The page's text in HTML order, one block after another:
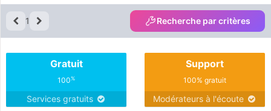
1 Recherche par critères
Gratuit
100%
Services gratuits
Support
100% gratuit
Modérateurs à l'écoute